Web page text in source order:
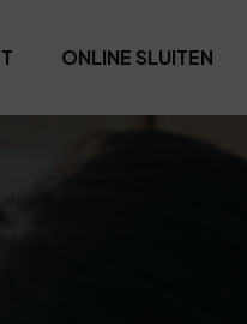
ONLINE SLUITEN